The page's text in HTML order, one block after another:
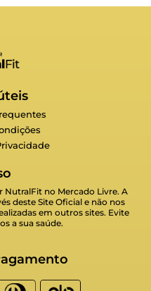
NutralFit no Mercado Livre. A
deste Site Oficial e não nos
em outros sites. Evite
a sua saúde.